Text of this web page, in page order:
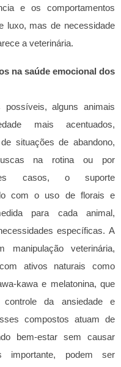
e os comportamentos
luxo, mas de necessidade
a veterinária.
na saúde emocional dos
alguns animais
mais acentuados,
situações de abandono,
na rotina ou por
casos, o suporte
com o uso de florais e
para cada animal,
específicas. A
manipulação veterinária,
ativos naturais como
kawa e melatonina, que
da ansiedade e
compostos atuam de
bem-estar sem causar
podem ser